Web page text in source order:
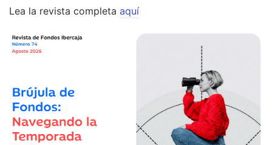
Lea la revista completa aquí